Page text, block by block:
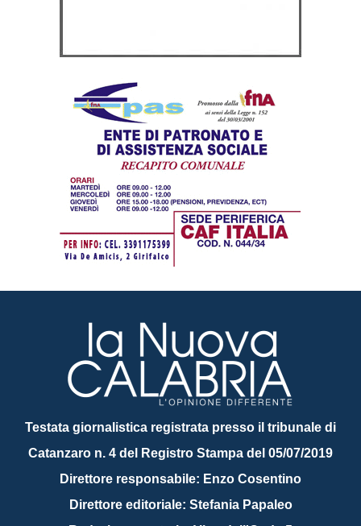
Testata giornalistica registrata presso il tribunale di
Catanzaro n. 4 del Registro Stampa del 05/07/2019
Direttore responsabile: Enzo Cosentino
Direttore editoriale: Stefania Papaleo